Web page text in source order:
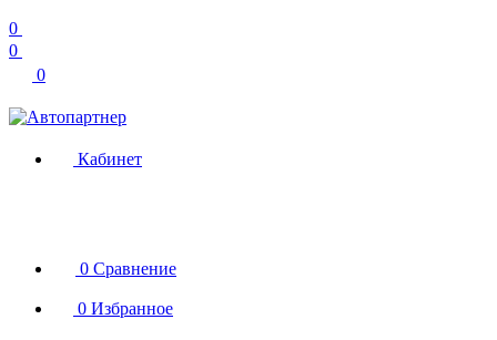
0
0
0
Кабинет
0 Сравнение
0 Избранное